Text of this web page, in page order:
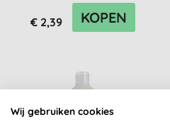
€ 2,39 KOPEN
Wij gebruiken cookies